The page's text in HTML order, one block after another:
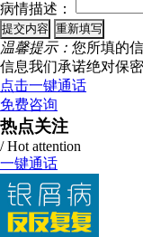
病情描述：
温馨提示： 您所填的
信息我们承诺绝对保密
点击一键通话
免费咨询
热点关注
/ Hot attention
一键通话